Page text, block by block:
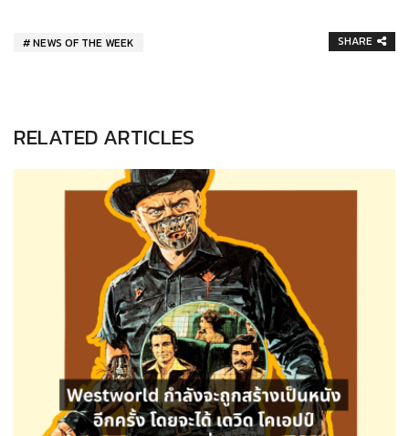
NEWS OF THE WEEK SHARE
RELATED ARTICLES